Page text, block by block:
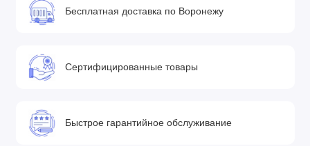
Бесплатная доставка по Воронежу
Сертифицированные товары
Быстрое гарантийное обслуживание